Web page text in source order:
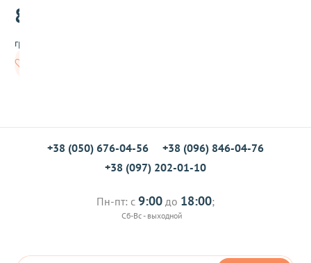
с
о
а
н
е
80
грн/шт
+38 (050) 676-04-56
+38 (096) 846-04-76
+38 (097) 202-01-10
Пн-пт: с 9:00 до 18:00;
Сб-Вс - выходной